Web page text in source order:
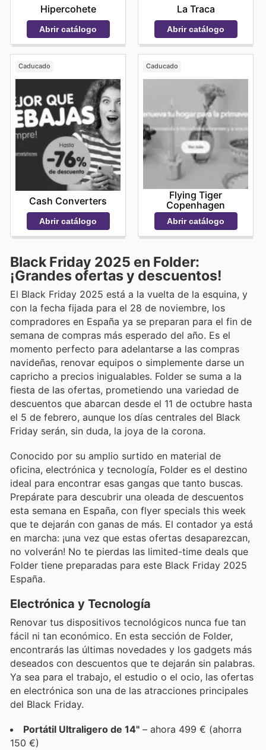
Hipercohete
Abrir catálogo
La Traca
Abrir catálogo
Caducado
Cash Converters
Abrir catálogo
Caducado
Flying Tiger
Copenhagen
Abrir catálogo
Black Friday 2025 en Folder:
¡Grandes ofertas y descuentos!
El Black Friday 2025 está a la vuelta de la esquina, y
con la fecha fijada para el 28 de noviembre, los
compradores en España ya se preparan para el fin de
semana de compras más esperado del año. Es el
momento perfecto para adelantarse a las compras
navideñas, renovar equipos o simplemente darse un
capricho a precios inigualables. Folder se suma a la
fiesta de las ofertas, prometiendo una variedad de
descuentos que abarcan desde el 11 de octubre hasta
el 5 de febrero, aunque los días centrales del Black
Friday serán, sin duda, la joya de la corona.
Conocido por su amplio surtido en material de
oficina, electrónica y tecnología, Folder es el destino
ideal para encontrar esas gangas que tanto buscas.
Prepárate para descubrir una oleada de descuentos
esta semana en España, con flyer specials this week
que te dejarán con ganas de más. El contador ya está
en marcha: ¡una vez que estas ofertas desaparezcan,
no volverán! No te pierdas las limited-time deals que
Folder tiene preparadas para este Black Friday 2025
España.
Electrónica y Tecnología
Renovar tus dispositivos tecnológicos nunca fue tan
fácil ni tan económico. En esta sección de Folder,
encontrarás las últimas novedades y los gadgets más
deseados con descuentos que te dejarán sin palabras.
Ya sea para el trabajo, el estudio o el ocio, las ofertas
en electrónica son una de las atracciones principales
del Black Friday.
Portátil Ultraligero de 14" – ahora 499 € (ahorra
150 €)